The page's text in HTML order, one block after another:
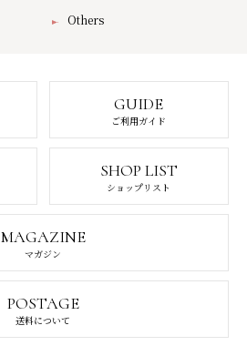
Others
GUIDE
ご利用ガイド
SHOP LIST
ショップリスト
MAGAZINE
マガジン
POSTAGE
送料について